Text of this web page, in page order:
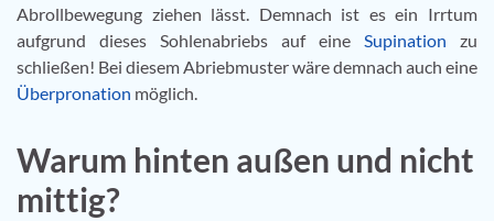
Abrollbewegung ziehen lässt. Demnach ist es ein Irrtum
aufgrund dieses Sohlenabriebs auf eine Supination zu
schließen! Bei diesem Abriebmuster wäre demnach auch eine
Überpronation möglich.
Warum hinten außen und nicht
mittig?